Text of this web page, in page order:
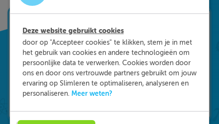
Deze website gebruikt cookies
door op "Accepteer cookies" te klikken, stem je in met
het gebruik van cookies en andere technologieën om
persoonlijke data te verwerken. Cookies worden door
ons en door ons vertrouwde partners gebruikt om jouw
ervaring op Slimleren te optimaliseren, analyseren en
personaliseren. Meer weten?